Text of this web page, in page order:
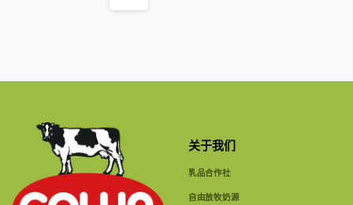
关于我们
乳品合作社
自由放牧奶源